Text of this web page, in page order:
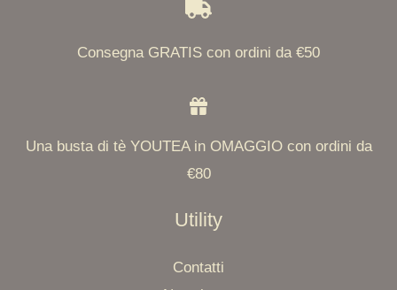
Consegna GRATIS con ordini da €50
Una busta di tè YOUTEA in OMAGGIO con ordini da
€80
Utility
Contatti